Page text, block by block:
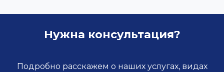
Нужна консультация?
Подробно расскажем о наших услугах, видах